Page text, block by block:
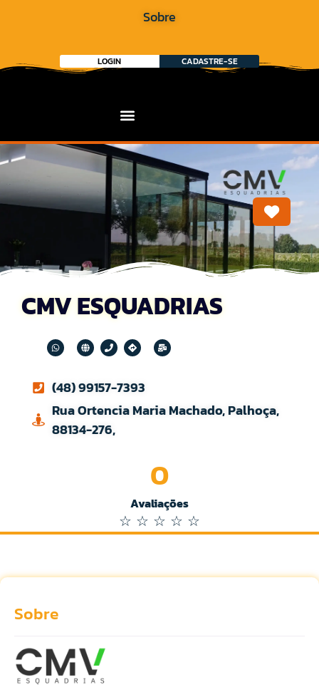
Sobre
LOGIN CADASTRE-SE
CMV ESQUADRIAS
(48) 99157-7393
Rua Ortencia Maria Machado, Palhoça,
88134-276,
Avaliações
0
☆ ☆ ☆ ☆ ☆
Sobre